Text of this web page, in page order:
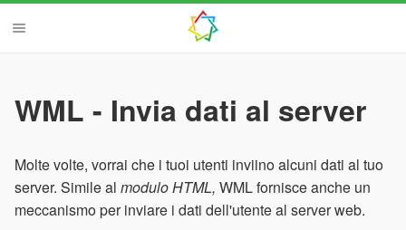
WML - Invia dati al server
Molte volte, vorrai che i tuoi utenti inviino alcuni dati al tuo
server. Simile al modulo HTML, WML fornisce anche un
meccanismo per inviare i dati dell'utente al server web.